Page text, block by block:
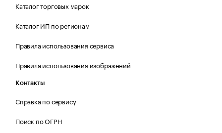
Каталог торговых марок
Каталог ИП по регионам
Правила использования сервиса
Правила использования изображений
Контакты
Справка по сервису
Поиск по ОГРН